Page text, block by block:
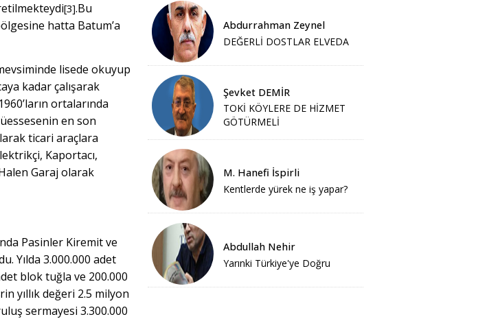
[3].Bu
hatta Batum’a
lisede okuyup
kadar çalışarak
ortalarında
en son
ticari araçlara
Kaportacı,
Garaj olarak
Pasinler Kiremit ve
Yılda 3.000.000 adet
blok tuğla ve 200.000
yıllık değeri 2.5 milyon
sermayesi 3.300.000
Abdurrahman Zeynel
DEĞERLİ DOSTLAR ELVEDA
Şevket DEMİR
TOKİ KÖYLERE DE HİZMET
GÖTÜRMELİ
M. Hanefi İspirli
Kentlerde yürek ne iş yapar?
Abdullah Nehir
Yarınki Türkiye'ye Doğru